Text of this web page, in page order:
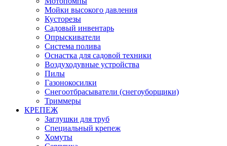
Мойки высокого давления
Кусторезы
Садовый инвентарь
Опрыскиватели
Система полива
Оснастка для садовой техники
Воздуходувные устройства
Пилы
Газонокосилки
Снегоотбрасыватели (снегоуборщики)
Триммеры
КРЕПЕЖ
Заглушки для труб
Специальный крепеж
Хомуты